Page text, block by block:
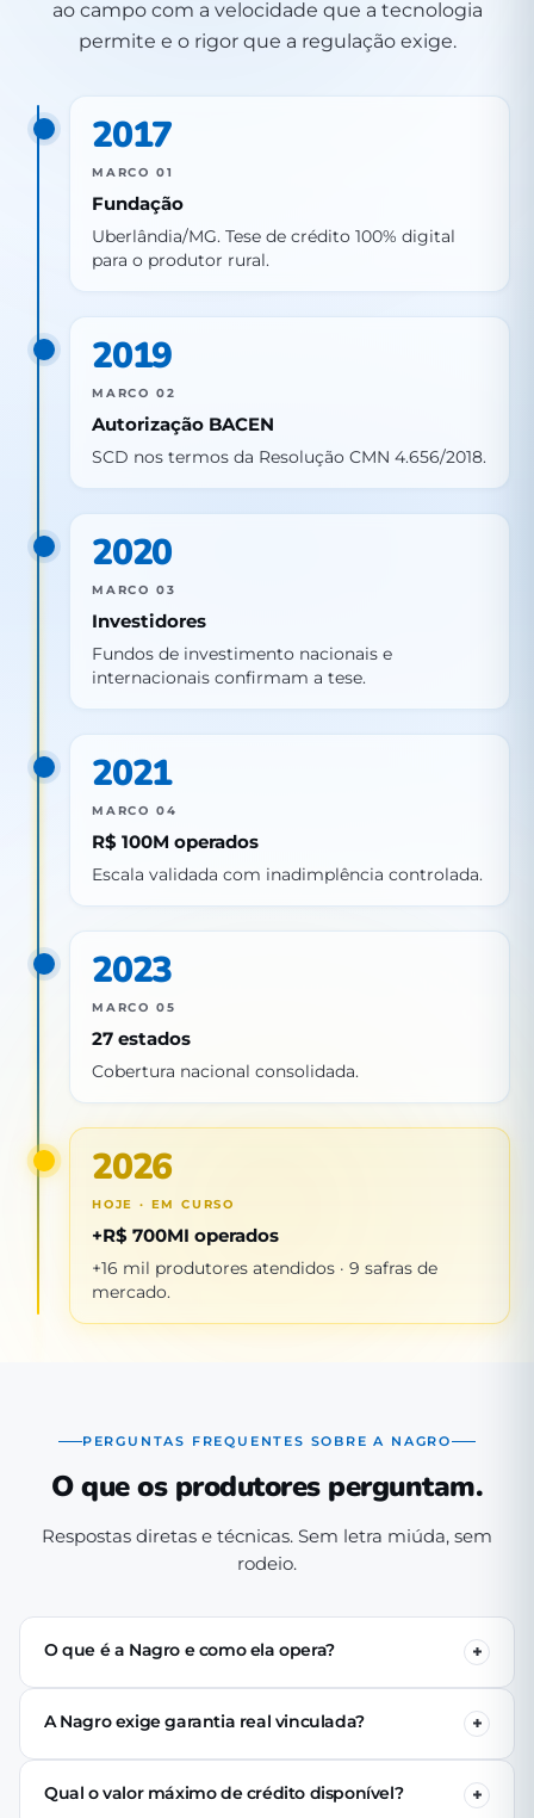
ao campo com a velocidade que a tecnologia
permite e o rigor que a regulação exige.
2017
MARCO 01
Fundação
Uberlândia/MG. Tese de crédito 100% digital
para o produtor rural.
2019
MARCO 02
Autorização BACEN
SCD nos termos da Resolução CMN 4.656/2018.
2020
MARCO 03
Investidores
Fundos de investimento nacionais e
internacionais confirmam a tese.
2021
MARCO 04
R$ 100M operados
Escala validada com inadimplência controlada.
2023
MARCO 05
27 estados
Cobertura nacional consolidada.
2026
HOJE · EM CURSO
+R$ 700MI operados
+16 mil produtores atendidos · 9 safras de
mercado.
PERGUNTAS FREQUENTES SOBRE A NAGRO
O que os produtores perguntam.
Respostas diretas e técnicas. Sem letra miúda, sem
rodeio.
O que é a Nagro e como ela opera?
A Nagro é uma Sociedade de Crédito Direto (SCD)
autorizada pelo Banco Central, especializada em crédito
se cadastra pelo app, passa pela análise técnica de perfil
produtivo e (se aprovado) recebe o crédito via PIX em até
A Nagro exige garantia real vinculada?
Não. Nenhuma linha de crédito da Nagro exige penhor
de terra, rebanho ou maquinário. A análise é baseada no
perfil produtivo do tomador — histórico, capacidade de
Qual o valor máximo de crédito disponível?